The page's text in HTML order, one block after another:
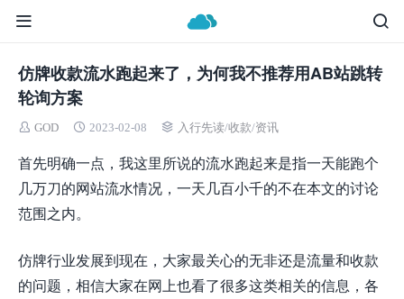
仿牌收款流水跑起来了，为何我不推荐用AB站跳转
轮询方案
GOD 2023-02-08 入行先读/收款/资讯
首先明确一点，我这里所说的流水跑起来是指一天能跑个
几万刀的网站流水情况，一天几百小千的不在本文的讨论
范围之内。
仿牌行业发展到现在，大家最关心的无非还是流量和收款
的问题，相信大家在网上也看了很多这类相关的信息，各